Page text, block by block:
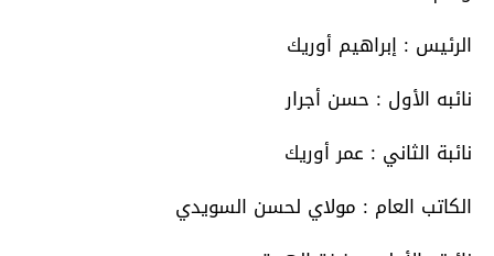
الرئيس : إبراهيم أوريك
نائبه الأول : حسن أجرار
نائبة الثاني : عمر أوريك
الكاتب العام : مولاي لحسن السويدي